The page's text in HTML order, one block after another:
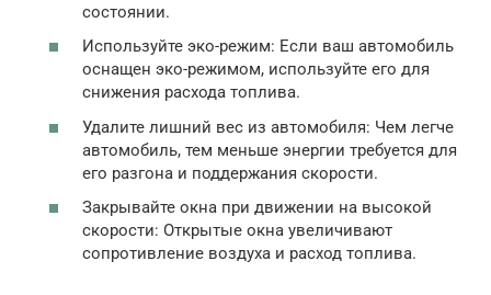
состоянии.
Используйте эко-режим: Если ваш автомобиль
оснащен эко-режимом, используйте его для
снижения расхода топлива.
Удалите лишний вес из автомобиля: Чем легче
автомобиль, тем меньше энергии требуется для
его разгона и поддержания скорости.
Закрывайте окна при движении на высокой
скорости: Открытые окна увеличивают
сопротивление воздуха и расход топлива.